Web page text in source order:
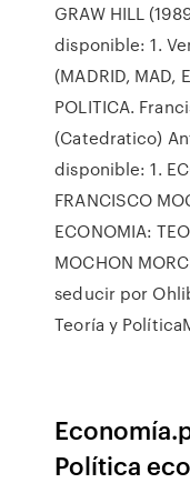
GRAW HILL
disponible: 1.
(MADRID, MAD,
POLITICA.
(Catedratico)
disponible: 1.
FRANCISCO
ECONOMIA:
MOCHON
seducir por
Teoría y
Política